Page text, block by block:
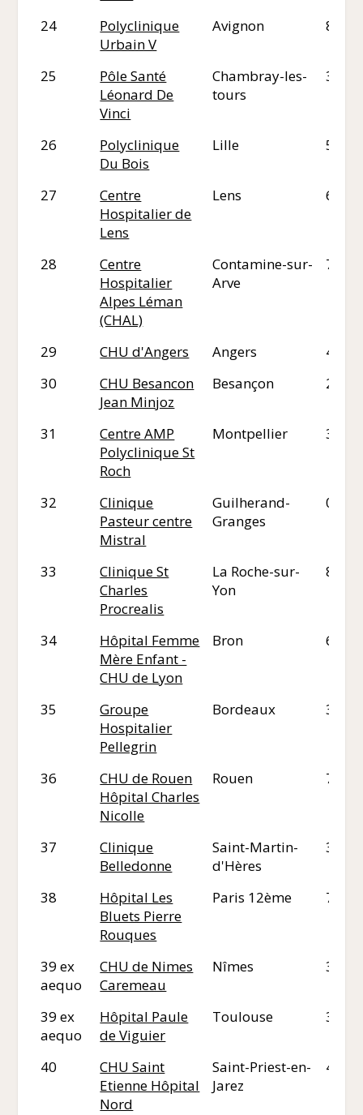
24
Polyclinique
Urbain V
Avignon 84
25
Pôle Santé
Léonard De
Vinci
Chambray-les-
tours
37
26
Polyclinique
Du Bois
Lille 59
27
Centre
Hospitalier de
Lens
Lens 62
28
Centre
Hospitalier
Alpes Léman
(CHAL)
Contamine-sur-
Arve
74
29 CHU d'Angers Angers
49
30
CHU Besancon
Jean Minjoz
Besançon 25
31
Centre AMP
Polyclinique St
Roch
Montpellier 34
32
Clinique
Pasteur centre
Mistral
Guilherand-
Granges
07
33
Clinique St
Charles
Procrealis
La Roche-sur-
Yon
85
34
Hôpital Femme
Mère Enfant -
CHU de Lyon
Bron 69
35
Groupe
Hospitalier
Pellegrin
Bordeaux 33
36
CHU de Rouen
Hôpital Charles
Nicolle
Rouen 76
37
Clinique
Belledonne
Saint-Martin-
d'Hères
38
38
Hôpital Les
Bluets Pierre
Rouques
Paris 12ème 75
39 ex
aequo
CHU de Nimes
Caremeau
Nîmes 30
39 ex
aequo
Hôpital Paule
de Viguier
Toulouse 31
40
CHU Saint
Etienne Hôpital
Nord
Saint-Priest-en-
Jarez
42